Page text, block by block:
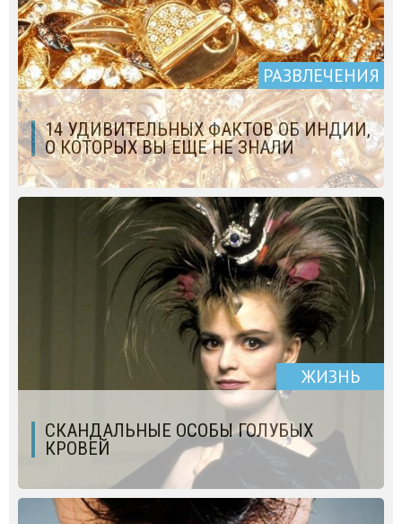
РАЗВЛЕЧЕНИЯ
14 УДИВИТЕЛЬНЫХ ФАКТОВ ОБ ИНДИИ,
О КОТОРЫХ ВЫ ЕЩЕ НЕ ЗНАЛИ
ЖИЗНЬ
СКАНДАЛЬНЫЕ ОСОБЫ ГОЛУБЫХ
КРОВЕЙ